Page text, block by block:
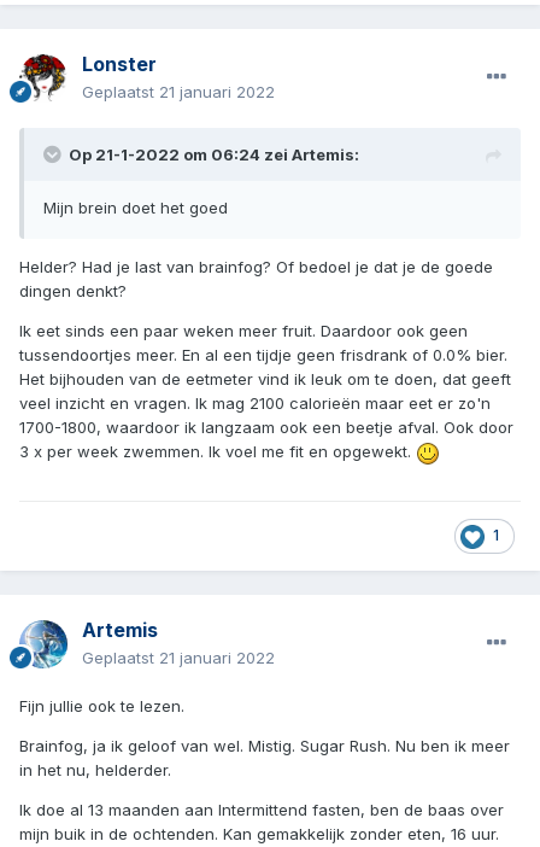
Lonster
Geplaatst 21 januari 2022
Op 21-1-2022 om 06:24 zei Artemis:
Mijn brein doet het goed
Helder? Had je last van brainfog? Of bedoel je dat je de goede
dingen denkt?
Ik eet sinds een paar weken meer fruit. Daardoor ook geen
tussendoortjes meer. En al een tijdje geen frisdrank of 0.0% bier.
Het bijhouden van de eetmeter vind ik leuk om te doen, dat geeft
veel inzicht en vragen. Ik mag 2100 calorieën maar eet er zo'n
1700-1800, waardoor ik langzaam ook een beetje afval. Ook door
3 x per week zwemmen. Ik voel me fit en opgewekt.
1
Artemis
Geplaatst 21 januari 2022
Fijn jullie ook te lezen.
Brainfog, ja ik geloof van wel. Mistig. Sugar Rush. Nu ben ik meer
in het nu, helderder.
Ik doe al 13 maanden aan Intermittend fasten, ben de baas over
mijn buik in de ochtenden. Kan gemakkelijk zonder eten, 16 uur.